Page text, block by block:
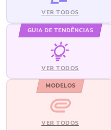
VER TODOS
GUIA DE TENDÊNCIAS
VER TODOS
MODELOS
VER TODOS